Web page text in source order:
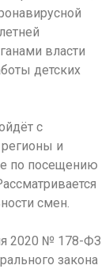
власти
детских
с
и
по посещению
смен.
2020 № 178-ФЗ
закона